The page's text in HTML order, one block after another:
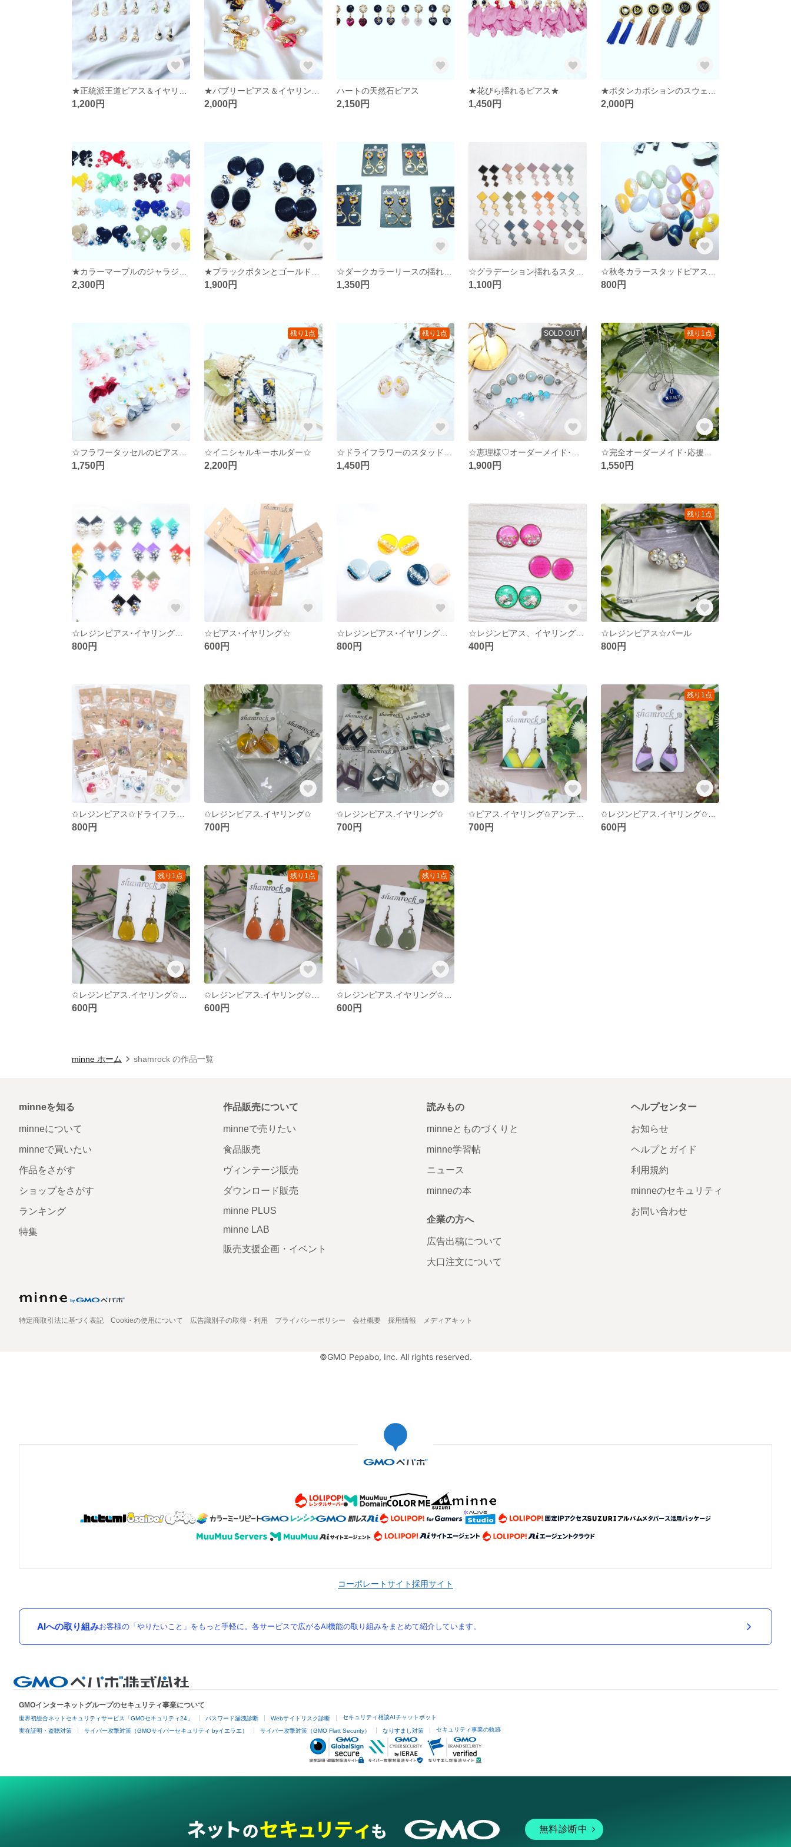
1,200円 2,000円
ハートの天然石ピアス
2,150円
★花びら揺れるピアス★
1,450円 2,000円
2,300円 1,900円
☆ダークカラーリースの揺れるゴールドピアス☆
1,350円 1,100円 800円
1,750円
残り1点
☆イニシャルキーホルダー☆
2,200円
残り1点
1,450円
SOLD OUT
1,900円
残り1点
1,550円
800円
☆ピアス･イヤリング☆
600円
☆レジンピアス･イヤリング☆レトロ
800円 400円
残り1点
☆レジンピアス☆パール
800円
800円
✩レジンピアス.イヤリング✩
700円
✩レジンピアス.イヤリング✩
700円 700円
残り1点
600円
残り1点
600円
残り1点
600円
残り1点
600円
minne ホーム shamrock の作品一覧
minneを知る
minneについて
minneで買いたい
作品をさがす
ショップをさがす
ランキング
特集
作品販売について
minneで売りたい
食品販売
ヴィンテージ販売
ダウンロード販売
minne PLUS
minne LAB
販売支援企画・イベント
読みもの
minneとものづくりと
minne学習帖
ニュース
minneの本
企業の方へ
広告出稿について
大口注文について
ヘルプセンター
お知らせ
ヘルプとガイド
利用規約
minneのセキュリティ
お問い合わせ
特定商取引法に基づく表記 Cookieの使用について 広告識別子の取得・利用 プライバシーポリシー 会社概要 採用情報 メディアキット
©GMO Pepabo, Inc. All rights reserved.
コーポレートサイト採用サイト
AIへの取り組みお客様の「やりたいこと」をもっと手軽に。各サービスで広がるAI機能の取り組みをまとめて紹介しています。
GMOインターネットグループのセキュリティ事業について
世界初総合ネットセキュリティサービス「GMOセキュリティ24」 パスワード漏洩診断 Webサイトリスク診断 セキュリティ相談AIチャットボット
実在証明・盗聴対策 サイバー攻撃対策（GMOサイバーセキュリティ byイエラエ） サイバー攻撃対策（GMO Flatt Security） なりすまし対策 セキュリティ事業の軌跡
無料診断中